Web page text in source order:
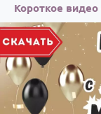
Короткое